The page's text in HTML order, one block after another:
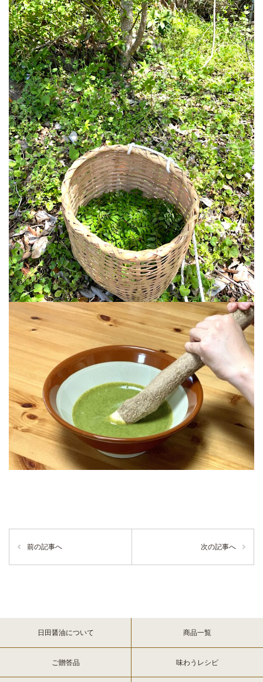
前の記事へ 次の記事へ
日田醤油について 商品一覧
ご贈答品 味わうレシピ